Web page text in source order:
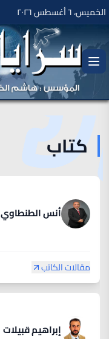
الخميس، ٦ أغسطس ٢٠٢٦
كتاب
أنس الطنطاوي
مقالات الكاتب
إبراهيم قبيلات